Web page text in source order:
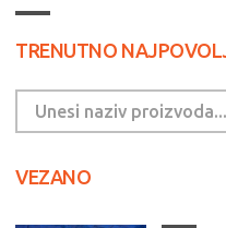
TRENUTNO
VEZANO